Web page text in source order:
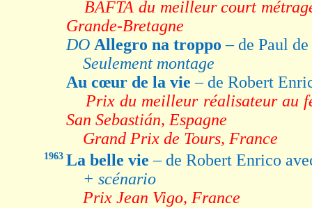
BAFTA du meilleur court
Grande-Bretagne
DO Allegro na troppo– de Paul
Seulement montage
Au cœur de la vie– de Robert
Prix du meilleur réalisateur au
San Sebastián, Espagne
Grand Prix de Tours, France
1963 La belle vie– de Robert Enrico
+ scénario
Prix Jean Vigo, France